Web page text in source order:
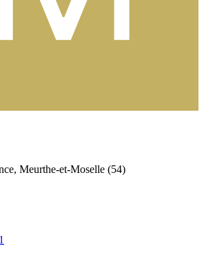
Meurthe-et-Moselle (54)